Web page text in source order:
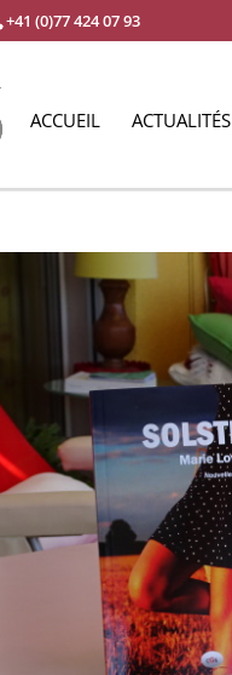
+41 (0)77 424 07 93
ACCUEIL ACTUALITÉS